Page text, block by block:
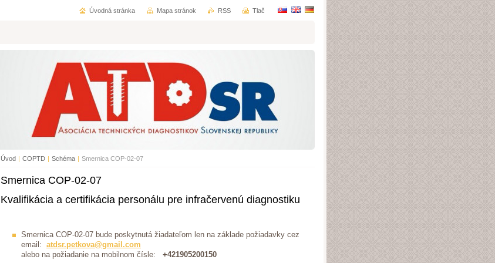
Úvod | COPTD | Schéma | Smernica COP-02-07
Smernica COP-02-07
Kvalifikácia a certifikácia personálu pre infračervenú diagnostiku
Smernica COP-02-07 bude poskytnutá žiadateľom len na základe požiadavky cez
email: atdsr.petkova@gmail.com
alebo na požiadanie na mobilnom čísle: +421905200150
Úvodná stránka Mapa stránok RSS Tlač